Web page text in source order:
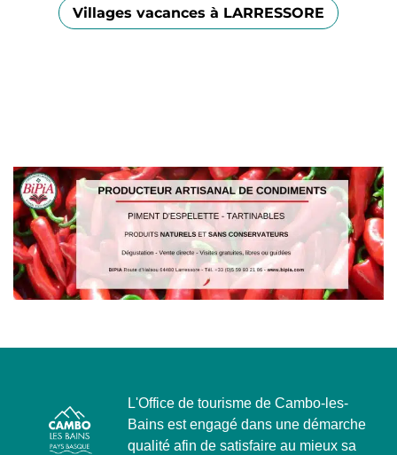
Villages vacances à LARRESSORE
L'Office de tourisme de Cambo-les-
Bains est engagé dans une démarche
qualité afin de satisfaire au mieux sa